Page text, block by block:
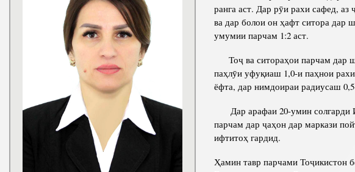
ранга аст. Дар рӯи рахи сафед,
ва дар болои он ҳафт ситора дар
умумии парчам 1:2 аст.
Тоҷ ва ситораҳои парчам дар
паҳлӯи уфуқиаш 1,0-и паҳнои
ёфта, дар нимдоираи радиусаш
Дар арафаи 20-умин солгарди
парчам дар ҷаҳон дар маркази
ифтитоҳ гардид.
Ҳамин тавр парчами Тоҷикистон